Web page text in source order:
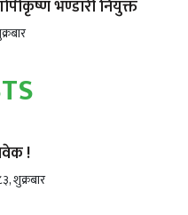
भण्डारी नियुक्त
!
शुक्रबार